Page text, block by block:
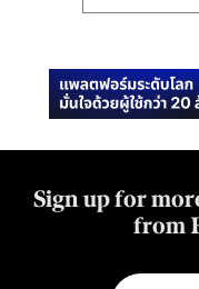
Sign up for
from